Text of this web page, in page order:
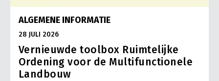
ALGEMENE INFORMATIE
28 JULI 2026
Vernieuwde toolbox Ruimtelijke
Ordening voor de Multifunctionele
Landbouw